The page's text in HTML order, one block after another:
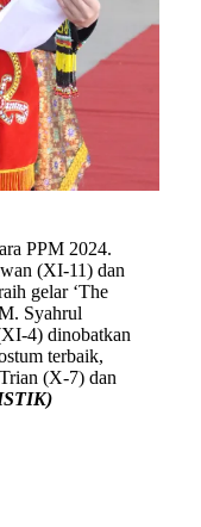
PPM 2024.
(XI-11) dan
gelar ‘The
Syahrul
4) dinobatkan
terbaik,
(X-7) dan